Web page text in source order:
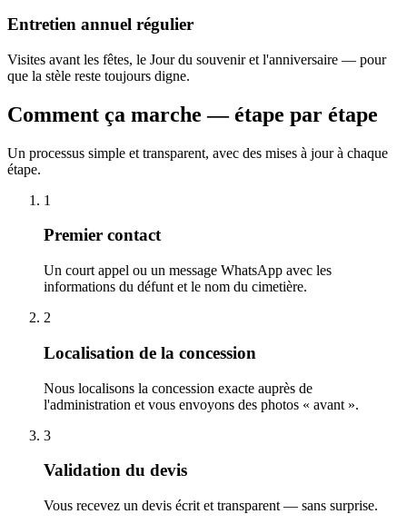
Entretien annuel régulier
Visites avant les fêtes, le Jour du souvenir et l'anniversaire — pour
que la stèle reste toujours digne.
Comment ça marche — étape par étape
Un processus simple et transparent, avec des mises à jour à chaque
étape.
1
Premier contact
Un court appel ou un message WhatsApp avec les
informations du défunt et le nom du cimetière.
2
Localisation de la concession
Nous localisons la concession exacte auprès de
l'administration et vous envoyons des photos « avant ».
3
Validation du devis
Vous recevez un devis écrit et transparent — sans surprise.